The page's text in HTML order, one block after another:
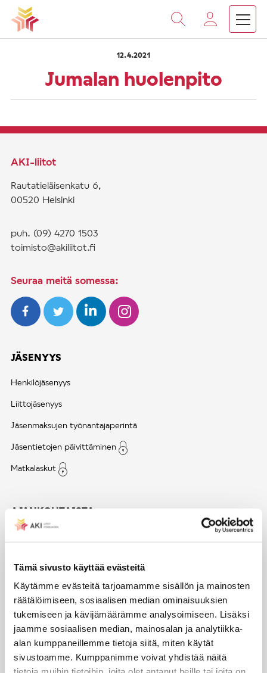
Tämä sivusto käyttää evästeitä
Käytämme evästeitä tarjoamamme sisällön ja mainosten
räätälöimiseen, sosiaalisen median ominaisuuksien
tukemiseen ja kävijämäärämme analysoimiseen. Lisäksi
jaamme sosiaalisen median, mainosalan ja analytiikka-
alan kumppaneillemme tietoja siitä, miten käytät
sivustoamme. Kumppanimme voivat yhdistää näitä
Vieritä
sisältöön
Etusivu Jumalan huolenpito
12.4.2021
Jumalan huolenpito
AKI-liitot
Rautatieläisenkatu 6,
00520 Helsinki
puh. (09) 4270 1503
toimisto@akiliitot.fi
Seuraa meitä somessa:
JÄSENYYS
Henkilöjäsenyys
Liittojäsenyys
Jäsenmaksujen työnantajaperintä
Jäsentietojen päivittäminen
Matkalaskut
AJANKOHTAISTA
Crux-lehti
JOBI
TYÖELÄMÄOPAS